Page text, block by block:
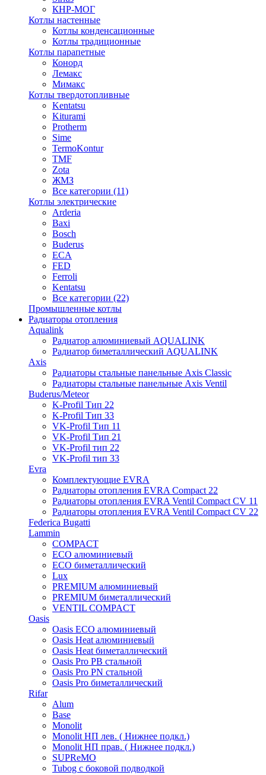
КНР-МОГ
Котлы настенные
Котлы конденсационные
Котлы традиционные
Котлы парапетные
Конорд
Лемакс
Мимакс
Котлы твердотопливные
Kentatsu
Kiturami
Protherm
Sime
TermoKontur
TMF
Zota
ЖМЗ
Все категории (11)
Котлы электрические
Arderia
Baxi
Bosch
Buderus
ECA
FED
Ferroli
Kentatsu
Все категории (22)
Промышленные котлы
Радиаторы отопления
Aqualink
Радиатор алюминиевый AQUALINK
Радиатор биметаллический AQUALINK
Axis
Радиаторы стальные панельные Axis Classic
Радиаторы стальные панельные Axis Ventil
Buderus/Meteor
K-Profil Тип 22
K-Profil Тип 33
VK-Profil Тип 11
VK-Profil Тип 21
VK-Profil тип 22
VK-Profil тип 33
Evra
Комплектующие EVRA
Радиаторы отопления EVRA Compact 22
Радиаторы отопления EVRA Ventil Compact CV 11
Радиаторы отопления EVRA Ventil Compact CV 22
Federica Bugatti
Lammin
COMPACT
ECO алюминиевый
ECO биметаллический
Lux
PREMIUM алюминиевый
PREMIUM биметаллический
VENTIL COMPACT
Oasis
Oasis ECO алюминиевый
Oasis Heat алюминиевый
Oasis Heat биметаллический
Oasis Pro PB стальной
Oasis Pro PN стальной
Oasis Pro биметаллический
Rifar
Alum
Base
Monolit
Monolit НП лев. ( Нижнее подкл.)
Monolit НП прав. ( Нижнее подкл.)
SUPReMO
Tubog с боковой подводкой